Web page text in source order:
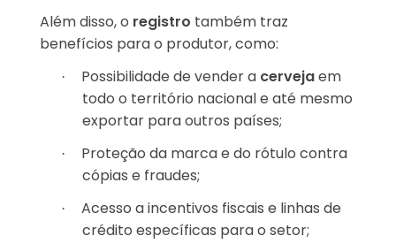
Além disso, o registro também traz
benefícios para o produtor, como:
· Possibilidade de vender a cervejaem
todo o território nacional e até mesmo
exportar para outros países;
·
Proteção da marca e do rótulo contra
cópias e fraudes;
·
Acesso a incentivos fiscais e linhas de
crédito específicas para o setor;